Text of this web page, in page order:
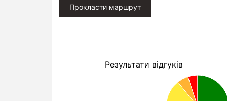
Прокласти маршрут
Результати відгуків